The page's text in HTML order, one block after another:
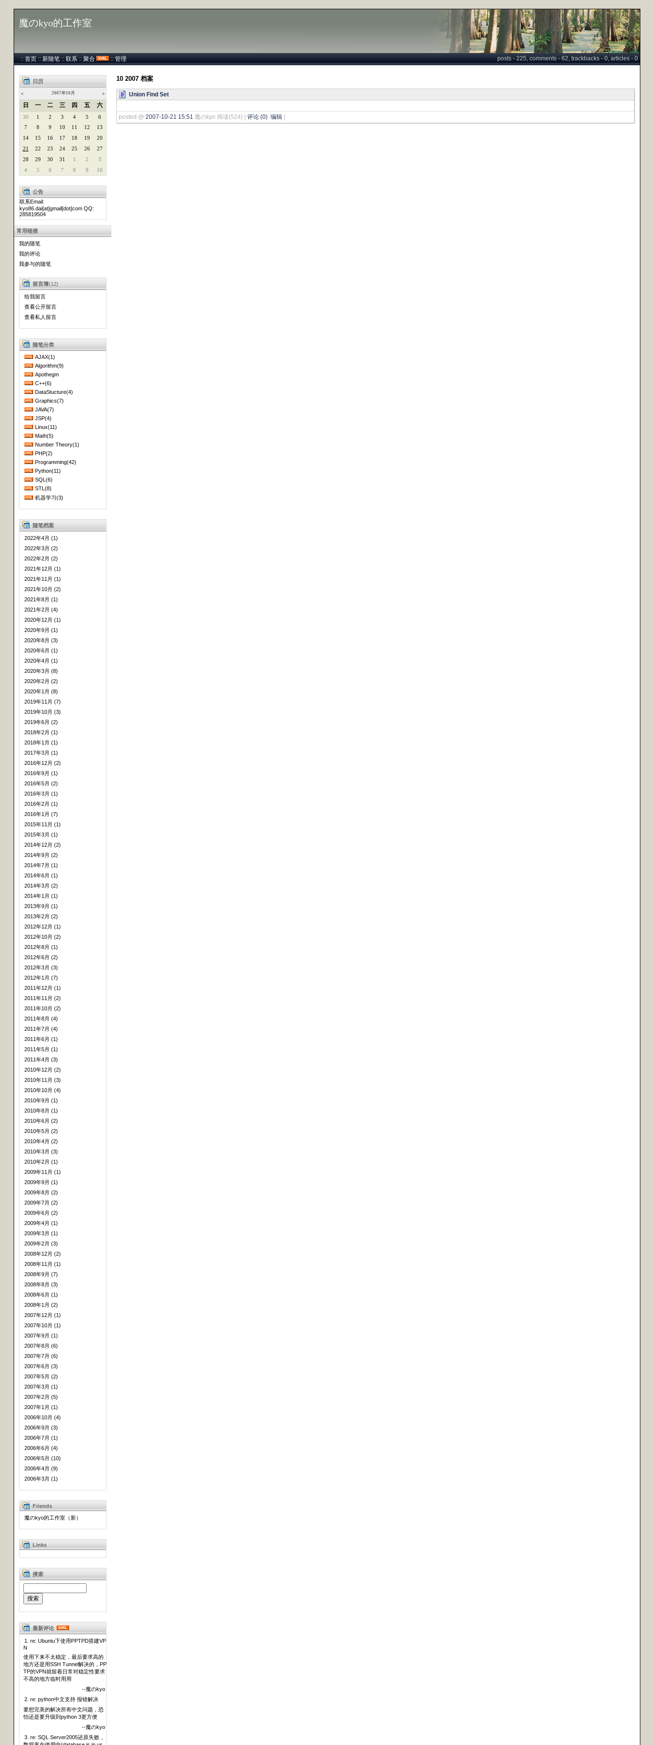
魔のkyo的工作室
posts - 225, comments - 62, trackbacks - 0, articles - 0
:: 首页 :: 新随笔 :: 联系 :: 聚合 :: 管理
日历
< 2007年10月 >
日 一 二 三 四 五 六
30 1 2 3 4 5
6
7
8 9 10 11 12
13
14
15 16 17 18 19
20
21
22 23 24 25 26
27
28
29 30 31 1 2
3
4
5 6 7 8 9 10
公告
联系Email:
kyo86.dai[at]gmail[dot]com QQ:
285819504
常用链接
我的随笔
我的评论
我参与的随笔
留言簿(12)
给我留言
查看公开留言
查看私人留言
随笔分类
AJAX(1)
Algorithm(9)
Apothegm
C++(6)
DataStucture(4)
Graphics(7)
JAVA(7)
JSP(4)
Linux(11)
Math(5)
Number Theory(1)
PHP(2)
Programming(42)
Python(11)
SQL(6)
STL(8)
机器学习(3)
随笔档案
2022年4月 (1)
2022年3月 (2)
2022年2月 (2)
2021年12月 (1)
2021年11月 (1)
2021年10月 (2)
2021年8月 (1)
2021年2月 (4)
2020年12月 (1)
2020年9月 (1)
2020年8月 (3)
2020年6月 (1)
2020年4月 (1)
2020年3月 (8)
2020年2月 (2)
2020年1月 (8)
2019年11月 (7)
2019年10月 (3)
2019年6月 (2)
2018年2月 (1)
2018年1月 (1)
2017年3月 (1)
2016年12月 (2)
2016年9月 (1)
2016年5月 (2)
2016年3月 (1)
2016年2月 (1)
2016年1月 (7)
2015年11月 (1)
2015年3月 (1)
2014年12月 (2)
2014年9月 (2)
2014年7月 (1)
2014年6月 (1)
2014年3月 (2)
2014年1月 (1)
2013年9月 (1)
2013年2月 (2)
2012年12月 (1)
2012年10月 (2)
2012年8月 (1)
2012年6月 (2)
2012年3月 (3)
2012年1月 (7)
2011年12月 (1)
2011年11月 (2)
2011年10月 (2)
2011年8月 (4)
2011年7月 (4)
2011年6月 (1)
2011年5月 (1)
2011年4月 (3)
2010年12月 (2)
2010年11月 (3)
2010年10月 (4)
2010年9月 (1)
2010年8月 (1)
2010年6月 (2)
2010年5月 (2)
2010年4月 (2)
2010年3月 (3)
2010年2月 (1)
2009年11月 (1)
2009年9月 (1)
2009年8月 (2)
2009年7月 (2)
2009年6月 (2)
2009年4月 (1)
2009年3月 (1)
2009年2月 (3)
2008年12月 (2)
2008年11月 (1)
2008年9月 (7)
2008年8月 (3)
2008年6月 (1)
2008年1月 (2)
2007年12月 (1)
2007年10月 (1)
2007年9月 (1)
2007年8月 (6)
2007年7月 (6)
2007年6月 (3)
2007年5月 (2)
2007年3月 (1)
2007年2月 (5)
2007年1月 (1)
2006年10月 (4)
2006年9月 (3)
2006年7月 (1)
2006年6月 (4)
2006年5月 (10)
2006年4月 (9)
2006年3月 (1)
Friends
魔のkyo的工作室（新）
Links
搜索
最新评论
1. re: Ubuntu下使用PPTPD搭建VP
N
使用下来不太稳定，最后要求高的
地方还是用SSH Tunnel解决的，PP
TP的VPN就留着日常对稳定性要求
不高的地方临时用用
--魔のkyo
2. re: python中文支持 报错解决
要想完美的解决所有中文问题，恐
怕还是要升级到python 3更方便
--魔のkyo
3. re: SQL Server2005还原失败，
10 2007 档案
Union Find Set
posted @ 2007-10-21 15:51 魔のkyo 阅读(524) | 评论 (0) 编辑